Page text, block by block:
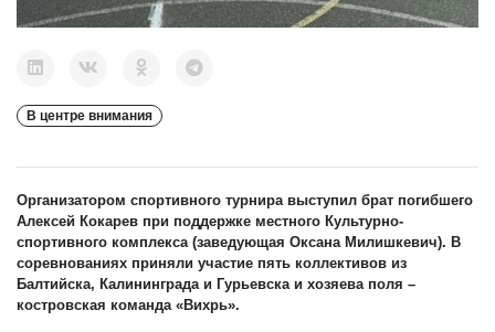
В центре внимания
Организатором спортивного турнира выступил брат погибшего
Алексей Кокарев при поддержке местного Культурно-
спортивного комплекса (заведующая Оксана Милишкевич). В
соревнованиях приняли участие пять коллективов из
Балтийска, Калининграда и Гурьевска и хозяева поля –
костровская команда «Вихрь».